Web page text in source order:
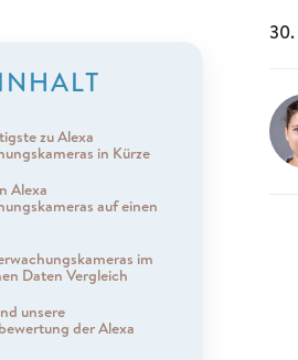
INHALT
zu Alexa
in Kürze
Alexa
auf einen
im
Daten Vergleich
unsere
der Alexa